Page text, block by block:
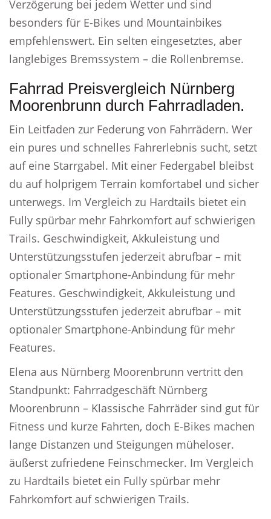
Verzögerung bei jedem Wetter und sind
besonders für E-Bikes und Mountainbikes
empfehlenswert. Ein selten eingesetztes, aber
langlebiges Bremssystem – die Rollenbremse.
Fahrrad Preisvergleich Nürnberg
Moorenbrunn durch Fahrradladen.
Ein Leitfaden zur Federung von Fahrrädern. Wer
ein pures und schnelles Fahrerlebnis sucht, setzt
auf eine Starrgabel. Mit einer Federgabel bleibst
du auf holprigem Terrain komfortabel und sicher
unterwegs. Im Vergleich zu Hardtails bietet ein
Fully spürbar mehr Fahrkomfort auf schwierigen
Trails. Geschwindigkeit, Akkuleistung und
Unterstützungsstufen jederzeit abrufbar – mit
optionaler Smartphone-Anbindung für mehr
Features. Geschwindigkeit, Akkuleistung und
Unterstützungsstufen jederzeit abrufbar – mit
optionaler Smartphone-Anbindung für mehr
Features.
Elena aus Nürnberg Moorenbrunn vertritt den
Standpunkt: Fahrradgeschäft Nürnberg
Moorenbrunn – Klassische Fahrräder sind gut für
Fitness und kurze Fahrten, doch E-Bikes machen
lange Distanzen und Steigungen müheloser.
äußerst zufriedene Feinschmecker. Im Vergleich
zu Hardtails bietet ein Fully spürbar mehr
Fahrkomfort auf schwierigen Trails.